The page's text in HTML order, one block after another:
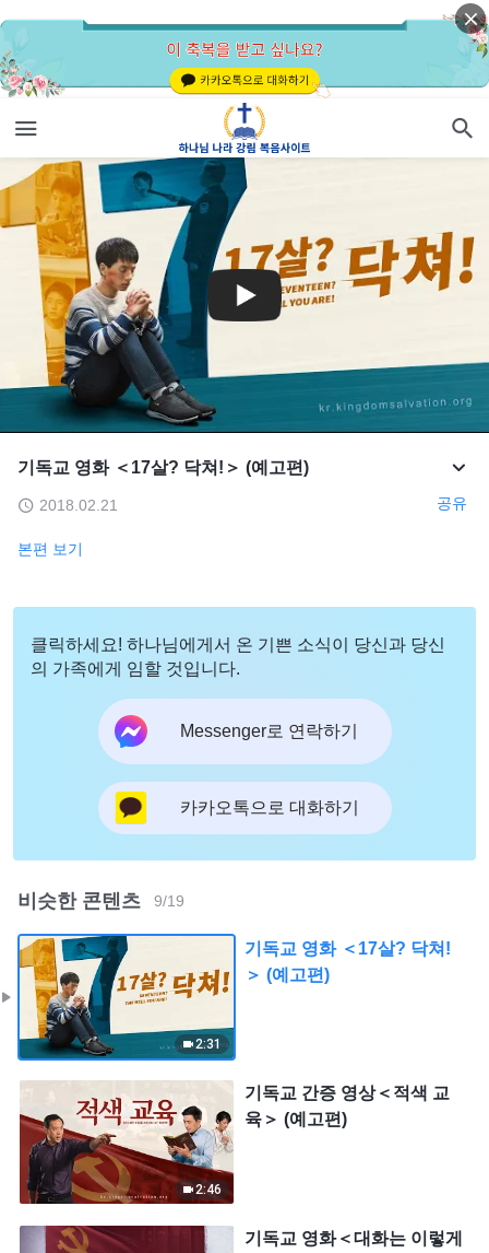
기독교 영화 ＜17살? 닥쳐!＞ (예고편)
2018.02.21 공유
본편 보기
클릭하세요! 하나님에게서 온 기쁜 소식이 당신과 당신
의 가족에게 임할 것입니다.
Messenger로 연락하기
카카오톡으로 대화하기
비슷한 콘텐츠 9/19
2:31
기독교 영화 ＜17살? 닥쳐!
＞ (예고편)
2:46
기독교 간증 영상＜적색 교
육＞ (예고편)
기독교 영화＜대화는 이렇게